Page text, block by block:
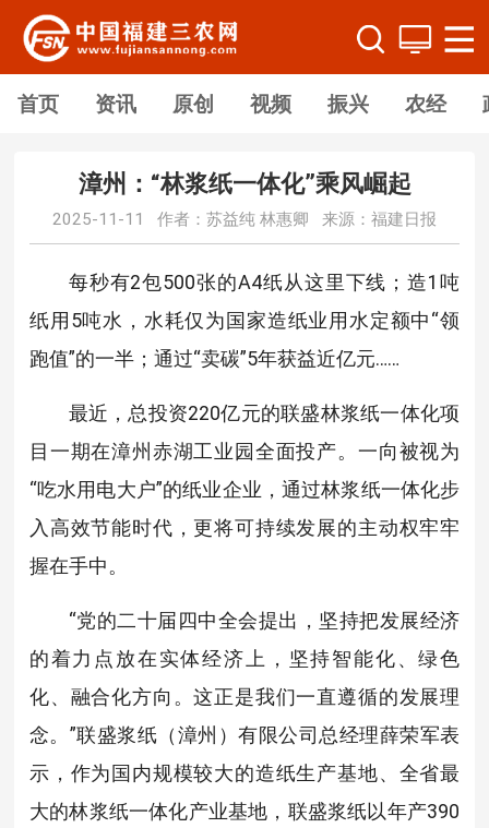
首页 资讯 原创 视频 振兴 农经
漳州：“林浆纸一体化”乘风崛起
2025-11-11 作者：苏益纯 林惠卿 来源：福建日报
每秒有2包500张的A4纸从这里下线；造1吨
纸用5吨水，水耗仅为国家造纸业用水定额中“领
跑值”的一半；通过“卖碳”5年获益近亿元……
最近，总投资220亿元的联盛林浆纸一体化项
目一期在漳州赤湖工业园全面投产。一向被视为
“吃水用电大户”的纸业企业，通过林浆纸一体化步
入高效节能时代，更将可持续发展的主动权牢牢
握在手中。
“党的二十届四中全会提出，坚持把发展经济
的着力点放在实体经济上，坚持智能化、绿色
化、融合化方向。这正是我们一直遵循的发展理
念。”联盛浆纸（漳州）有限公司总经理薛荣军表
示，作为国内规模较大的造纸生产基地、全省最
大的林浆纸一体化产业基地，联盛浆纸以年产390